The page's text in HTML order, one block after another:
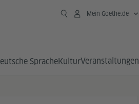
Mein Goethe.de
SpracheKulturVeranstaltungen